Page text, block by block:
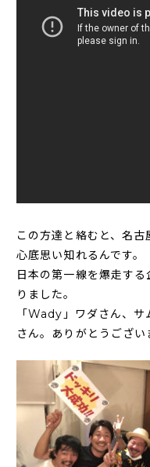
この方達と絡むと、名
心底思い知れるんです。
日本の第一線を爆走す
りました。
「Wady」ワダさん、
さん。ありがとうござい